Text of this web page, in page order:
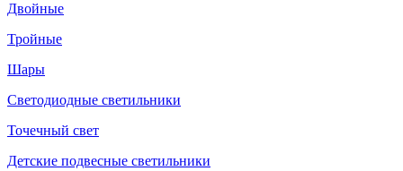
Двойные
Тройные
Шары
Светодиодные светильники
Точечный свет
Детские подвесные светильники